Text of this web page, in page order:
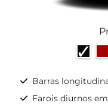
Barras
Farois diurnos